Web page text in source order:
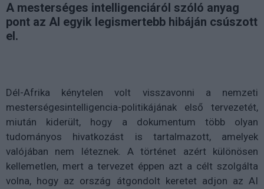
A mesterséges intelligenciáról szóló anyag
pont az AI egyik legismertebb hibáján csúszott
el.
Dél-Afrika kénytelen volt visszavonni a nemzeti
mesterségesintelligencia-politikájának első tervezetét,
miután kiderült, hogy a dokumentum több olyan
tudományos hivatkozást is tartalmazott, amelyek
valójában nem léteznek. A történet azért különösen
kellemetlen, mert a tervezet éppen azt a célt szolgálta
volna, hogy az ország átgondolt keretet adjon az AI